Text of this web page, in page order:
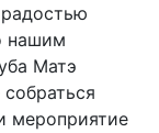
нашим
Матэ
мероприятие